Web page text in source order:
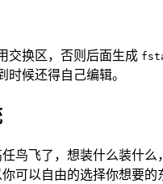
交换区，否则后面生成
时候还得自己编辑。
鸟飞了，想装什么装什
可以自由的选择你想要的